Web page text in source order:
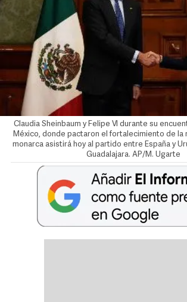
Claudia Sheinbaum y Felipe VI durante su
México, donde pactaron el fortalecimiento de la
monarca asistirá hoy al partido entre España y
Guadalajara. AP/M. Ugarte